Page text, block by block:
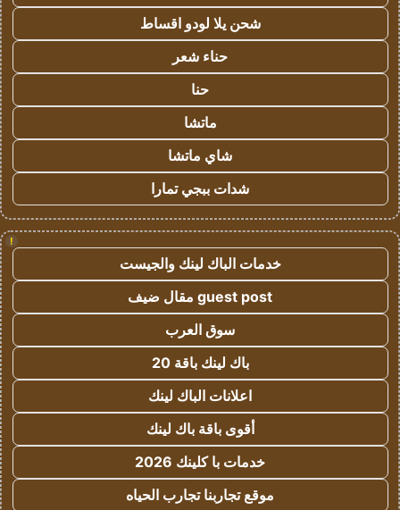
شحن يلا لودو اقساط
حناء شعر
حنا
ماتشا
شاي ماتشا
شدات ببجي تمارا
!
خدمات الباك لينك والجيست
guest post مقال ضيف
سوق العرب
باك لينك باقة 20
اعلانات الباك لينك
أقوى باقة باك لينك
خدمات با كلينك 2026
موقع تجاربنا تجارب الحياه